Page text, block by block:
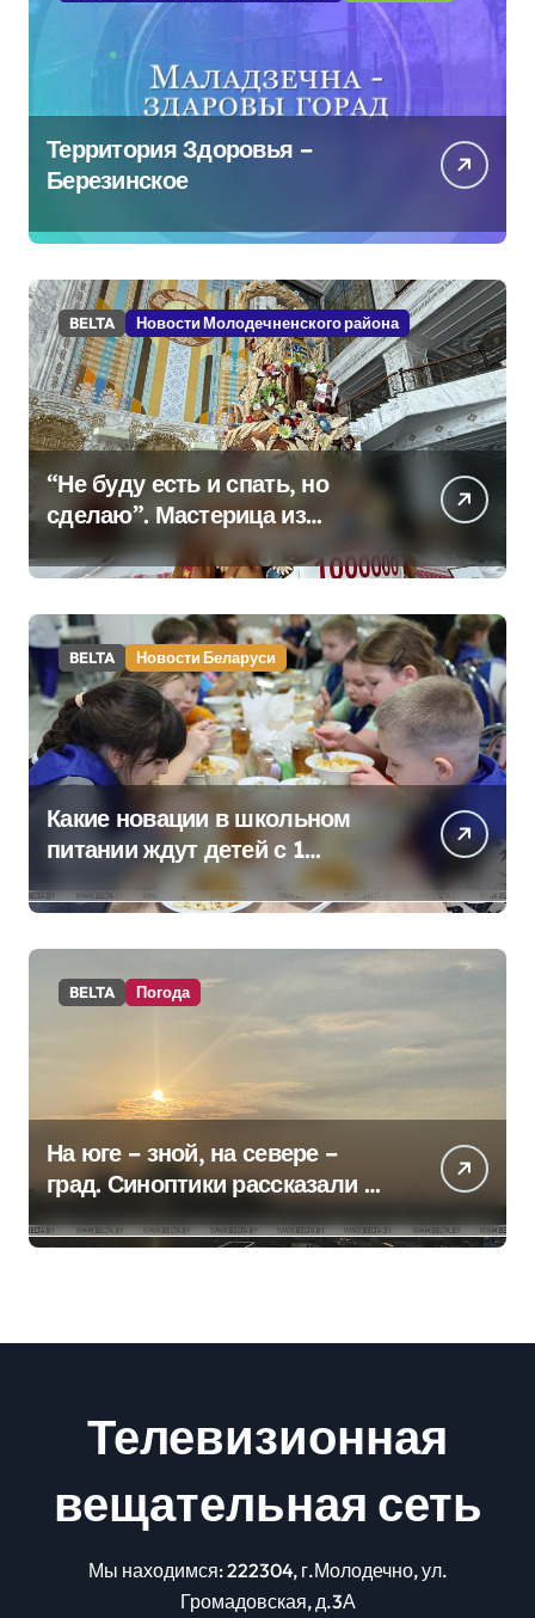
Территория Здоровья –
Березинское
BELTA Новости Молодечненского района
“Не буду есть и спать, но
сделаю”. Мастерица из
Молодечно о 50-
килограммовом каравае для
Дворца Независимости
BELTA Новости Беларуси
Какие новации в школьном
питании ждут детей с 1
сентября, рассказали в
правительстве
BELTA Погода
На юге – зной, на севере –
град. Синоптики рассказали о
погоде на сегодня
Телевизионная
вещательная сеть
Мы находимся: 222304, г.Молодечно, ул.
Громадовская, д.3А